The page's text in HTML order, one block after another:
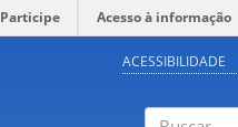
Participe Acesso à informação
ACESSIBILIDADE